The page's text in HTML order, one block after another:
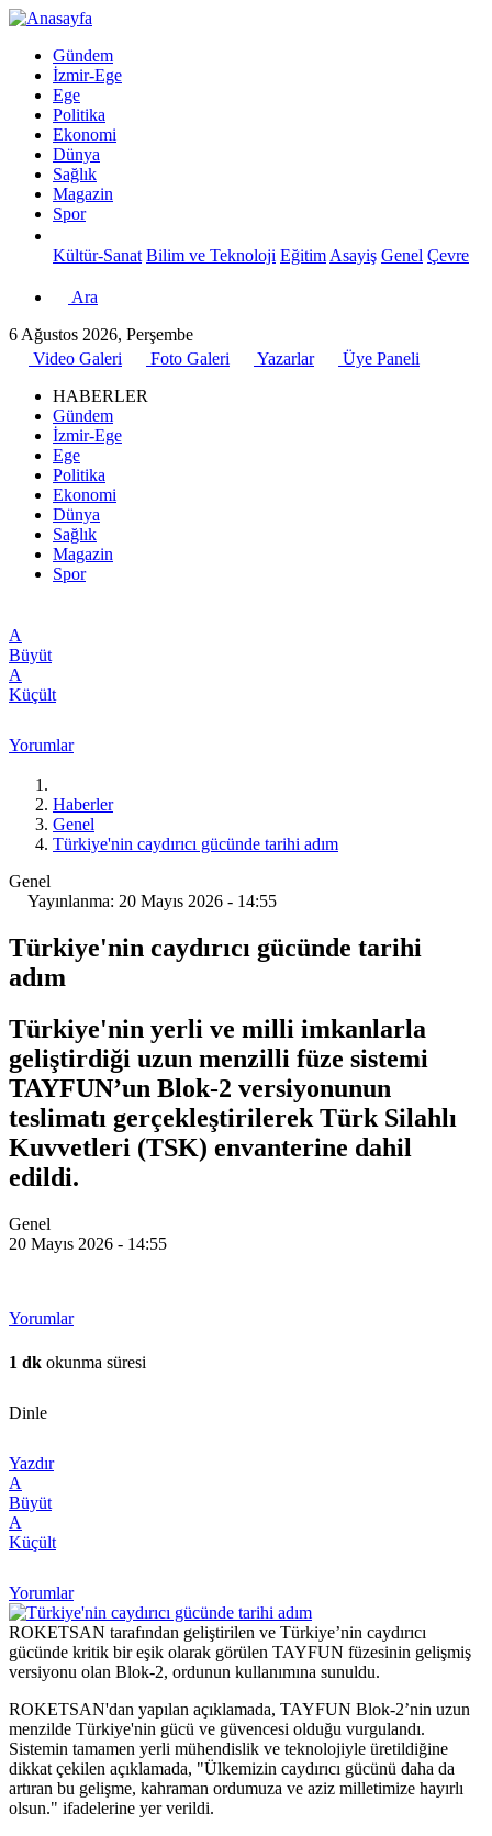
Gündem
İzmir-Ege
Ege
Politika
Ekonomi
Dünya
Sağlık
Magazin
Spor
Kültür-Sanat Bilim ve Teknoloji Eğitim Asayiş Genel Çevre
Ara
6 Ağustos 2026, Perşembe
Video Galeri
Foto Galeri Yazarlar
Üye Paneli
HABERLER
Gündem
İzmir-Ege
Ege
Politika
Ekonomi
Dünya
Sağlık
Magazin
Spor
A
Büyüt
A
Küçült
Yorumlar
Haberler
Genel
Türkiye'nin caydırıcı gücünde tarihi adım
Genel
Yayınlanma: 20 Mayıs 2026 - 14:55
Türkiye'nin caydırıcı gücünde tarihi
adım
Türkiye'nin yerli ve milli imkanlarla
geliştirdiği uzun menzilli füze sistemi
TAYFUN’un Blok-2 versiyonunun
teslimatı gerçekleştirilerek Türk Silahlı
Kuvvetleri (TSK) envanterine dahil
edildi.
Genel
20 Mayıs 2026 - 14:55
Yorumlar
1 dk okunma süresi
Dinle
Yazdır
A
Büyüt
A
Küçült
Yorumlar
ROKETSAN tarafından geliştirilen ve Türkiye’nin caydırıcı
gücünde kritik bir eşik olarak görülen TAYFUN füzesinin gelişmiş
versiyonu olan Blok-2, ordunun kullanımına sunuldu.
ROKETSAN'dan yapılan açıklamada, TAYFUN Blok-2’nin uzun
menzilde Türkiye'nin gücü ve güvencesi olduğu vurgulandı.
Sistemin tamamen yerli mühendislik ve teknolojiyle üretildiğine
dikkat çekilen açıklamada, "Ülkemizin caydırıcı gücünü daha da
artıran bu gelişme, kahraman ordumuza ve aziz milletimize hayırlı
olsun." ifadelerine yer verildi.